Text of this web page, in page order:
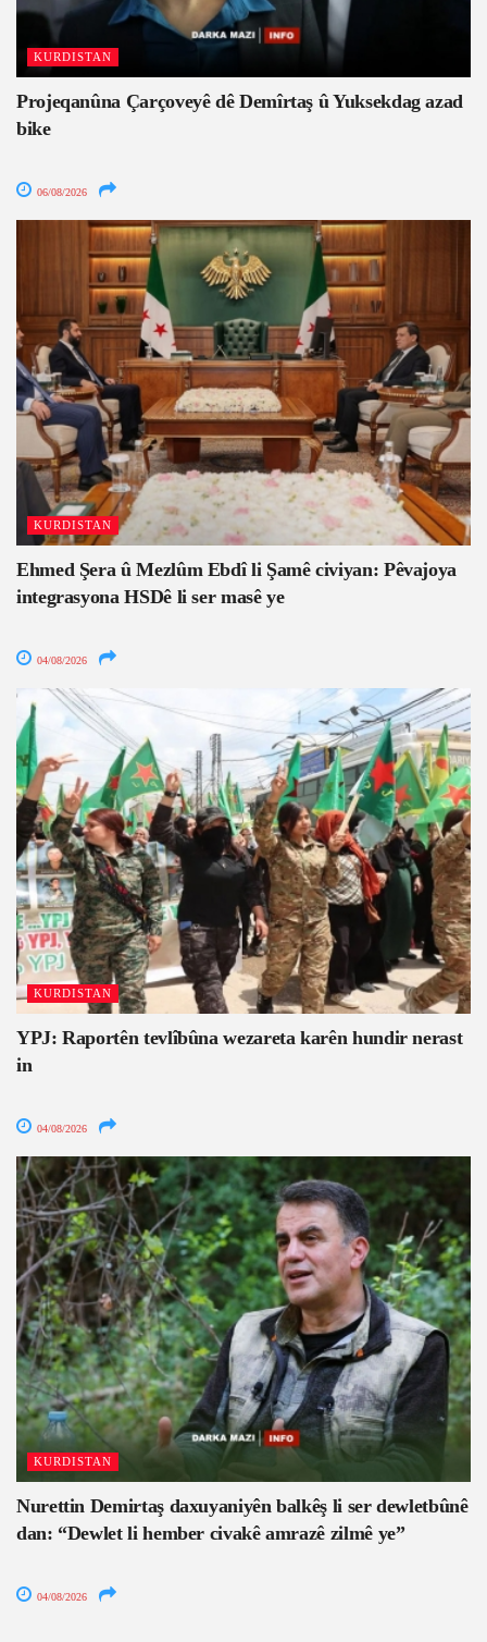
KURDISTAN
Projeqanûna Çarçoveyê dê Demîrtaş û Yuksekdag azad
bike
06/08/2026
KURDISTAN
Ehmed Şera û Mezlûm Ebdî li Şamê civiyan: Pêvajoya
integrasyona HSDê li ser masê ye
04/08/2026
KURDISTAN
YPJ: Raportên tevlîbûna wezareta karên hundir nerast
in
04/08/2026
KURDISTAN
Nurettin Demirtaş daxuyaniyên balkêş li ser dewletbûnê
dan: “Dewlet li hember civakê amrazê zilmê ye”
04/08/2026